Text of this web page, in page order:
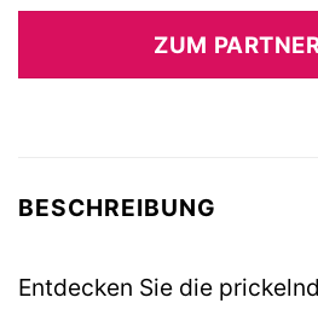
ZUM
BESCHREIBUNG
Entdecken Sie die